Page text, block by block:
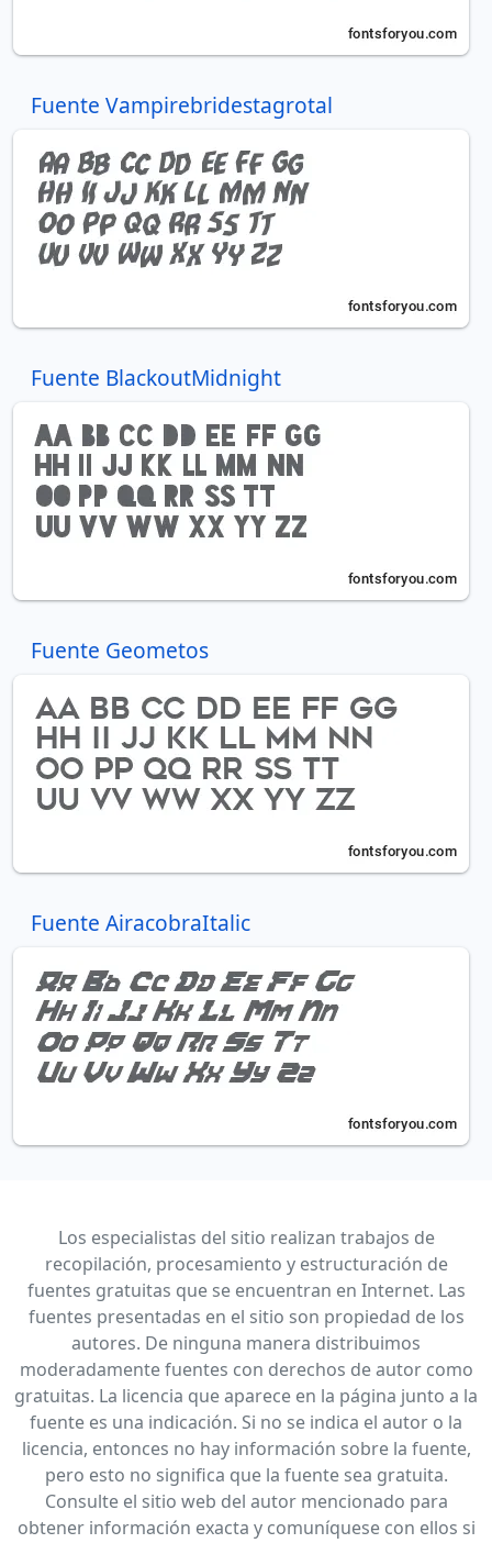
Fuente Vampirebridestagrotal
Fuente BlackoutMidnight
Fuente Geometos
Fuente AiracobraItalic
Los especialistas del sitio realizan trabajos de
recopilación, procesamiento y estructuración de
fuentes gratuitas que se encuentran en Internet. Las
fuentes presentadas en el sitio son propiedad de los
autores. De ninguna manera distribuimos
moderadamente fuentes con derechos de autor como
gratuitas. La licencia que aparece en la página junto a la
fuente es una indicación. Si no se indica el autor o la
licencia, entonces no hay información sobre la fuente,
pero esto no significa que la fuente sea gratuita.
Consulte el sitio web del autor mencionado para
obtener información exacta y comuníquese con ellos si